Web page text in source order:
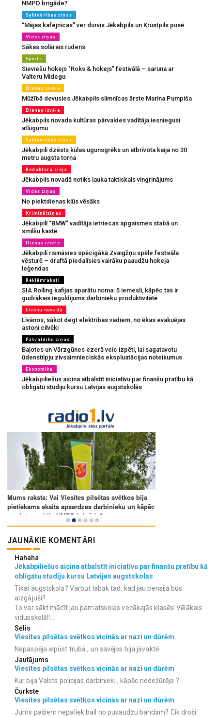
NMPD brigāde?
Sabiedrības ziņas
“Mājas kafejnīcas” ver durvis Jēkabpils un Krustpils pusē
Vides ziņas
Sākas solārais rudens
Sports
Sieviešu hokejs "Roks & hokejs" festivālā – saruna ar
Valteru Midegu
Dienas izvēle
Mūžībā devusies Jēkabpils slimnīcas ārste Marina Pumpiša
Dienas izvēle
Jēkabpils novada kultūras pārvaldes vadītāja iesniegusi
atlūgumu
Sabiedrības ziņas
Jēkabpilī dzēsts kūlas ugunsgrēks un atbrīvota kaija no 30
metru augsta torņa
Redaktora sleja
Jēkabpils novadā notiks lauka taktiskais vingrinājums
Vides ziņas
No piektdienas kļūs vēsāks
Kriminālziņas
Jēkabpilī “BMW” vadītāja ietriecas apgaismes stabā un
smilšu kastē
Dienas izvēle
Jēkabpilī risināsies spēcīgākā Zvaigžņu spēle festivāla
vēsturē – draftā piedalīsies vairāku paaudžu hokeja
leģendas
Reklāmraksti
SIA Rolling kafijas aparātu noma: 5 iemesli, kāpēc tas ir
gudrākais ieguldījums darbinieku produktivitātē
Līvānu novadā
Līvānos, sākot degt elektrības vadiem, no ēkas evakuējas
astoņi cilvēki
Pašvaldību ziņas
Baļotes un Vārzgūnes ezerā veic izpēti, lai sagatavotu
ūdenstilpju zivsaimnieciskās ekspluatācijas noteikumus
Ekonomika
Jēkabpiliešus aicina atbalstīt iniciatīvu par finanšu pratību kā
obligātu studiju kursu Latvijas augstskolās
JAUNĀKIE KOMENTĀRI
Hahaha
Jēkabpiliešus aicina atbalstīt iniciatīvu par finanšu pratību kā
obligātu studiju kursu Latvijas augstskolās
Tikai augstskolā? Varbūt labāk tad, kad jau pensijā būs
aizgājuši?
To var sākt mācīt jau pamatskolas vecākajās klasēs! Vēlākais
vidusskolā!!...
Sēlis
Viesītes pilsētas svētkos vicinās ar nazi un dūrēm
Nepaspēja iepūst trubā , un savējos bija jāvaktē .
Jautājums
Viesītes pilsētas svētkos vicinās ar nazi un dūrēm
Kur bija Valsts policijas darbinieki , kāpēc nedežūrēja ?
Čurkste
Viesītes pilsētas svētkos vicinās ar nazi un dūrēm
Jums pašiem nepaliek bail no pusaudžu bandām? Cik droši